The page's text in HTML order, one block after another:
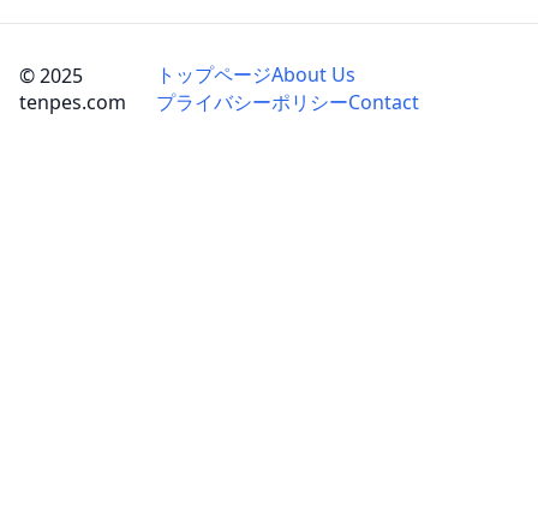
© 2025
tenpes.com
トップページAbout Us
プライバシーポリシーContact